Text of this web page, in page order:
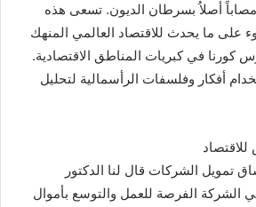
أصلاُ بسرطان الديون. تسعى هذه
على ما يحدث للاقتصاد العالمي المنهك
كورنا في كبريات المناطق الاقتصادية.
أفكار وفلسفات الرأسمالية لتحليل
الشركات قال لنا الدكتور
الشركة الفرصة للعمل والتوسع بأموال